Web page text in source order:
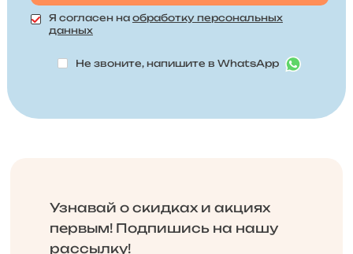
Я согласен на обработку персональных
данных
Не звоните, напишите в WhatsApp
Узнавай о скидках и акциях
первым! Подпишись на нашу
рассылку!